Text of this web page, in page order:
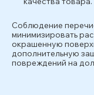
Соблюдение
минимизировать
окрашенную
дополнительную
повреждений на